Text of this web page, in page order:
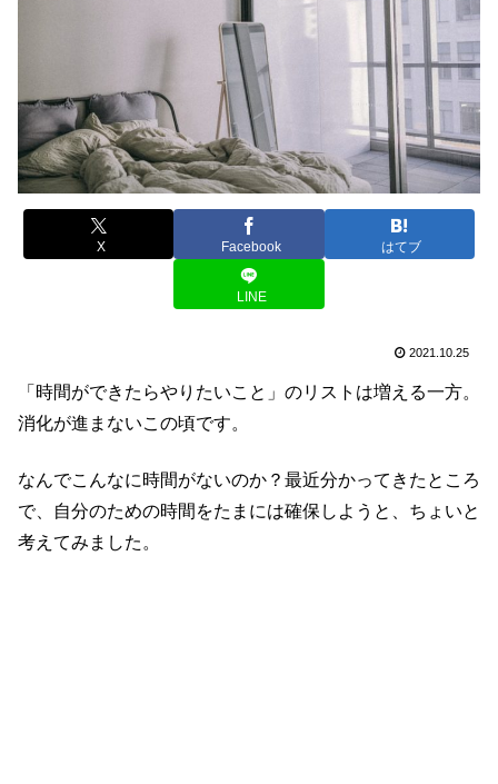
X Facebook はてブ
LINE
2021.10.25
「時間ができたらやりたいこと」のリストは増える一方。
消化が進まないこの頃です。
なんでこんなに時間がないのか？最近分かってきたところ
で、自分のための時間をたまには確保しようと、ちょいと
考えてみました。